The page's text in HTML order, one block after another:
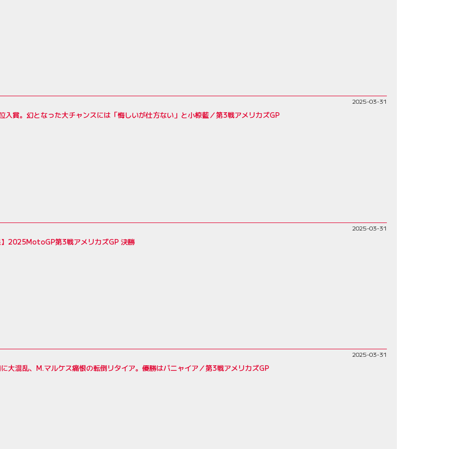
2025-03-31
入賞。幻となった大チャンスには「悔しいが仕方ない」と小椋藍／第3戦アメリカズGP
2025-03-31
2025MotoGP第3戦アメリカズGP 決勝
2025-03-31
大混乱、M.マルケス痛恨の転倒リタイア。優勝はバニャイア／第3戦アメリカズGP